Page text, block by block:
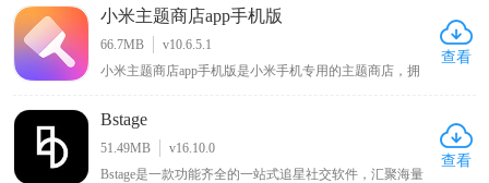
读者能深刻领悟上帝教诲，挖掘圣经中的智慧与真理。全
新有声阅读功能，使上帝慈爱之言如在耳畔，给予用户沉
浸式聆听体验，让心灵于阅读和聆听中收获宁静与升华。
小米主题商店app手机版
66.7MB
v10.6.5.1
小米主题商店app手机版是小米手机专用的主题商店，拥
同，同时该APP对安卓原生系统进行优化改良，可使手机
运行更流畅、操作更快捷，在KK下载站可下载体验这一
能为小米手机带来独特体验与性能优化的主题商店APP 。
查看
Bstage
51.49MB
v16.10.0
Bstage是一款功能齐全的一站式追星社交软件，汇聚海量
查看